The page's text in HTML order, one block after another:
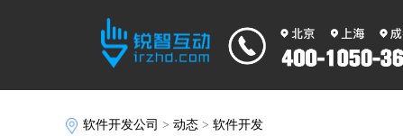
软件开发公司 >动态 >软件开发